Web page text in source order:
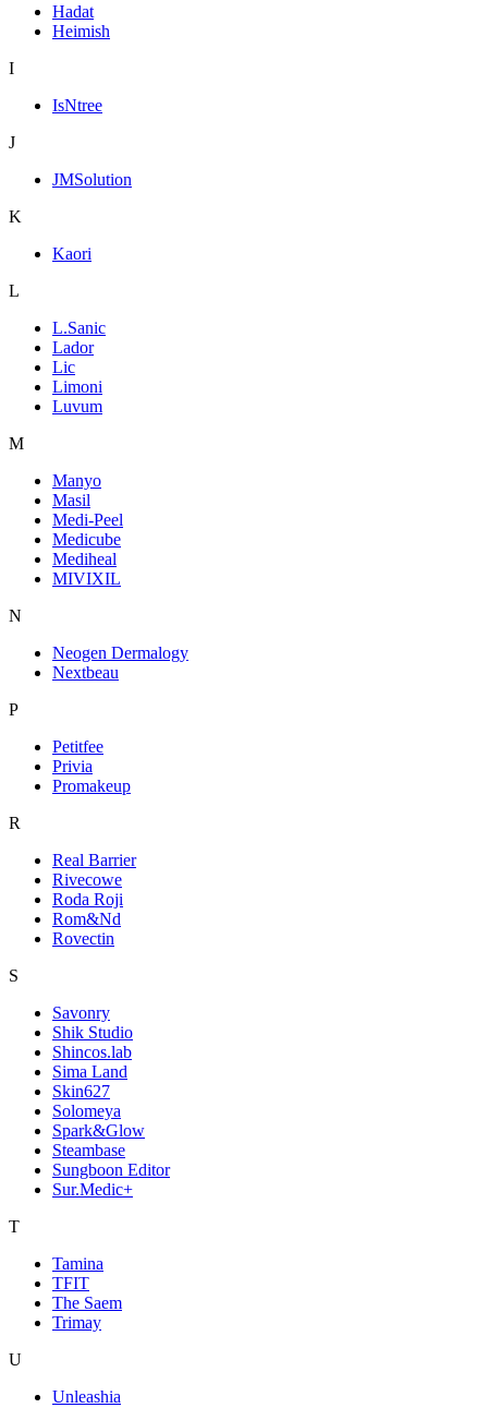
Hadat
Heimish
I
IsNtree
J
JMSolution
K
Kaori
L
L.Sanic
Lador
Lic
Limoni
Luvum
M
Manyo
Masil
Medi-Peel
Medicube
Mediheal
MIVIXIL
N
Neogen Dermalogy
Nextbeau
P
Petitfee
Privia
Promakeup
R
Real Barrier
Rivecowe
Roda Roji
Rom&Nd
Rovectin
S
Savonry
Shik Studio
Shincos.lab
Sima Land
Skin627
Solomeya
Spark&Glow
Steambase
Sungboon Editor
Sur.Medic+
T
Tamina
TFIT
The Saem
Trimay
U
Unleashia